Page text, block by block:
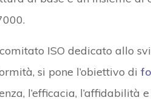
comitato ISO dedicato allo
si pone l’obiettivo di
l’efficacia,